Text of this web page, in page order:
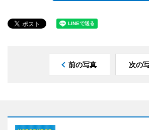
前の写真 次の